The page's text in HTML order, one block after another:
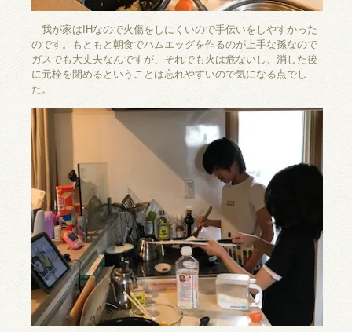
我が家はIHなので火傷をしにくいので手伝いをしやすかった
のです。もともと朝食でハムエッグを作るのが上手な孫なので
ガスでも大丈夫なんですが、それでも火は危ないし、消した後
に元栓を閉めるということは忘れやすいので気になる点でし
た。